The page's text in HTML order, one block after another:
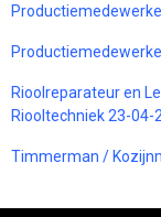
Rioolreparateur en
Riooltechniek 23-04-
Timmerman /